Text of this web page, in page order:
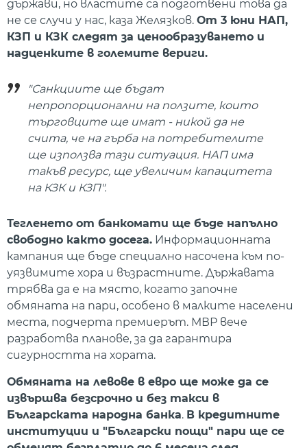
държави, но властите са подготвени това да
не се случи у нас, каза Желязков. От 3 юни НАП,
КЗП и КЗК следят за ценообразуването и
надценките в големите вериги.
"Санкциите ще бъдат
непропорционални на ползите, които
търговците ще имат - никой да не
счита, че на гърба на потребителите
ще използва тази ситуация. НАП има
такъв ресурс, ще увеличим капацитета
на КЗК и КЗП".
Тегленето от банкомати ще бъде напълно
свободно както досега. Информационната
кампания ще бъде специално насочена към по-
уязвимите хора и възрастните. Държавата
трябва да е на място, когато започне
обмяната на пари, особено в малките населени
места, подчерта премиерът. МВР вече
разработва планове, за да гарантира
сигурността на хората.
Обмяната на левове в евро ще може да се
извършва безсрочно и без такси в
Българската народна банка. В кредитните
институции и "Български пощи" пари ще се